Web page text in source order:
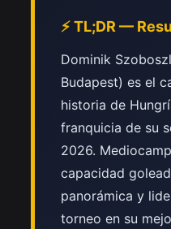
⚡ TL;DR —
Dominik
Budapest) es el
historia de
franquicia de su
2026.
capacidad
panorámica y
torneo en su